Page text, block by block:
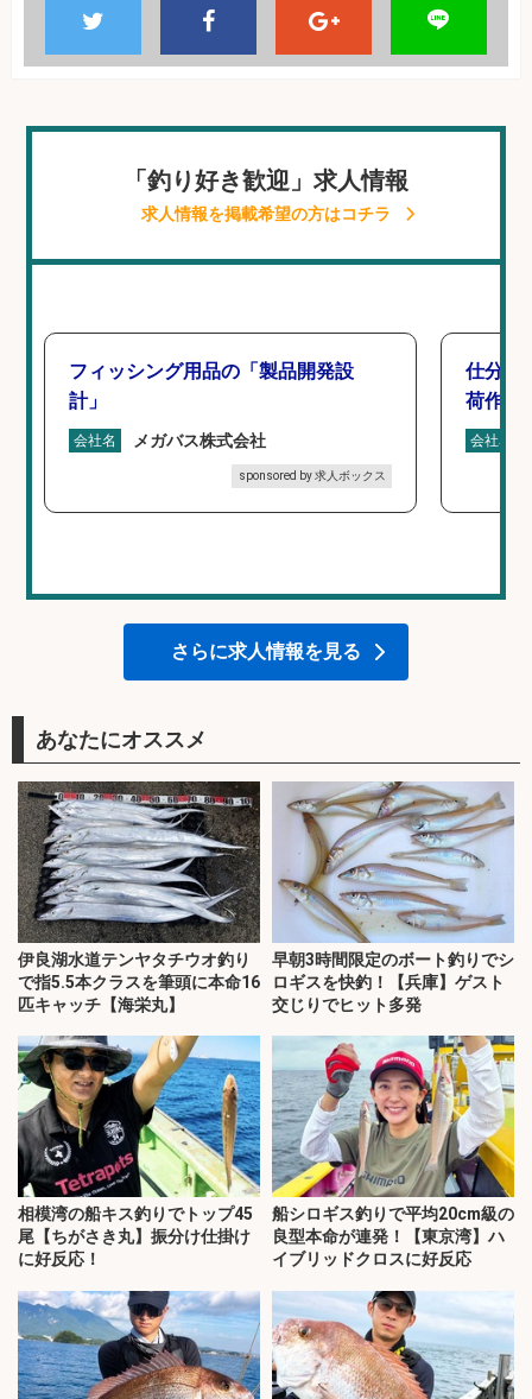
「釣り好き歓迎」求人情報
求人情報を掲載希望の方はコチラ
フィッシング用品の「製品開発設
計」
会社名 メガバス株式会社
sponsored by 求人ボックス
仕分け
荷作業
会社名
さらに求人情報を見る
あなたにオススメ
伊良湖水道テンヤタチウオ釣り
で指5.5本クラスを筆頭に本命16
匹キャッチ【海栄丸】
早朝3時間限定のボート釣りでシ
ロギスを快釣！【兵庫】ゲスト
交じりでヒット多発
相模湾の船キス釣りでトップ45
尾【ちがさき丸】振分け仕掛け
に好反応！
船シロギス釣りで平均20cm級の
良型本命が連発！【東京湾】ハ
イブリッドクロスに好反応